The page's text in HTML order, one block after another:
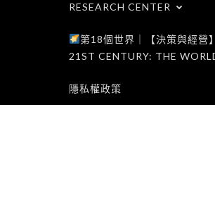
RESEARCH CENTER
第18個世界｜【決策與經
21ST CENTURY: THE
隱私權政策